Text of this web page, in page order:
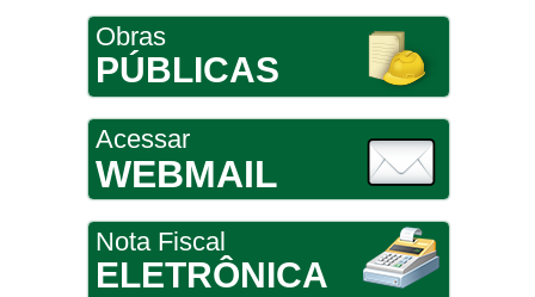
Obras
PÚBLICAS
Acessar
WEBMAIL
Nota Fiscal
ELETRÔNICA